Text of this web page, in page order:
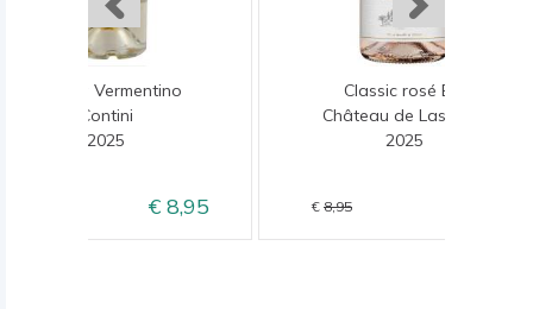
Pariglia Vermentino
Contini
2025
8,95
Classic rosé Bio
Château de Lastours
2025
8,95